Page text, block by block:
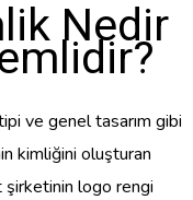
Nedir
ve genel tasarım gibi
kimliğini oluşturan
şirketinin logo rengi